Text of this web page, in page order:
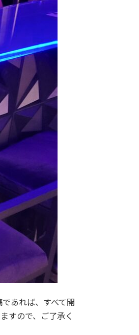
あれば、すべて開
すので、ご了承く